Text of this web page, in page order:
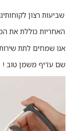
שביעות רצון
האחריות כוללת את
אנו שמחים לתת
שם עדיף משמן טוב !